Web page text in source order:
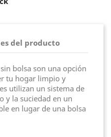
del producto
bolsa son una opción
tu hogar limpio y
utilizan un sistema de
y la suciedad en un
en lugar de una bolsa